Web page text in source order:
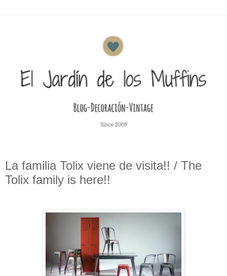
La familia Tolix viene de visita!! / The
Tolix family is here!!